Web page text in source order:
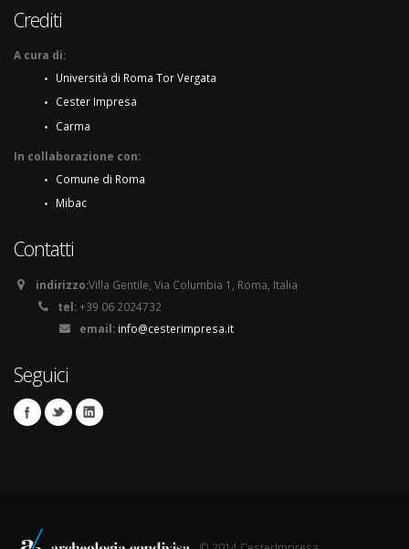
Crediti
A cura di:
Università di Roma Tor Vergata
Cester Impresa
Carma
In collaborazione con:
Comune di Roma
Mibac
Contatti
indirizzo:Villa Gentile, Via Columbia 1, Roma, Italia
tel:+39 06 2024732
email: info@cesterimpresa.it
Seguici